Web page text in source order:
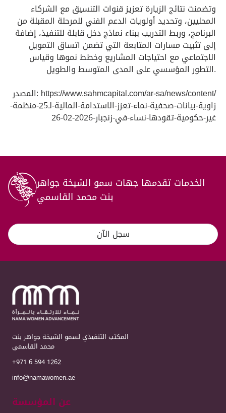
وتضمنت نتائج الزيارة تعزيز قنوات التنسيق مع الشركاء
المحليين، وتحديد أولويات الدعم الفني للمرحلة المقبلة من
البرنامج، وربط التدريب ببناء نماذج دخل قابلة للتنفيذ، إضافة
إلى تثبيت مسارات المتابعة التي تضمن اتساق التمويل
الاجتماعي مع احتياجات المشاريع وخطط نموها وقياس
التطور المؤسسي على المدى المتوسط والطويل.
المصدر: https://www.sahmcapital.com/ar-sa/news/content/
زاوية-بيانات-صحفية-نماء-تعزز-الاستدامة-المالية-لـ25-منظمة-
غير-حكومية-تقودها-نساء-في-زنجبار-2026-02-26
الخدمات تقدمها جهات سمو الشيخة جواهر
بنت محمد القاسمي
سجل الآن
المكتب التنفيذي لسمو الشيخة جواهر بنت
محمد القاسمي
+971 6 594 1262
info@namawomen.ae
عن المؤسسة